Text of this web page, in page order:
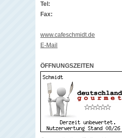
Tel:
Fax:
www.cafeschmidt.de
E-Mail
ÖFFNUNGSZEITEN